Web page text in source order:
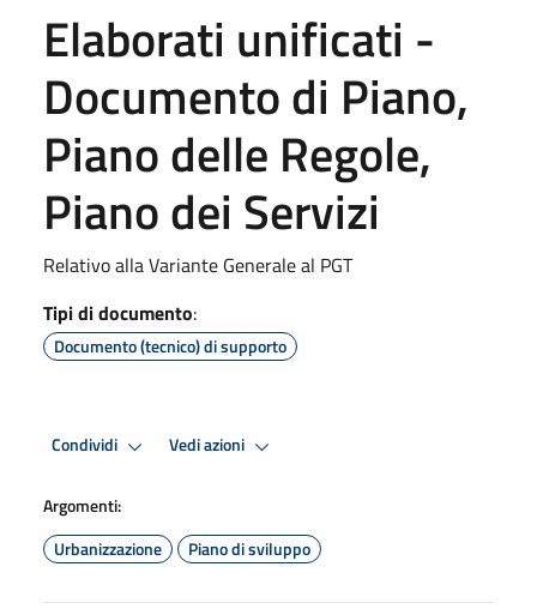
Elaborati unificati -
Documento di Piano,
Piano delle Regole,
Piano dei Servizi
Relativo alla Variante Generale al PGT
Tipi di documento:
Documento (tecnico) di supporto
Condividi Vedi azioni
Argomenti:
Urbanizzazione
Piano di sviluppo